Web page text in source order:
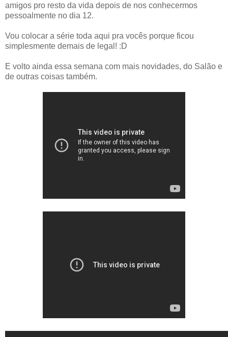
amigos pro resto da vida depois de nos conhecermos
pessoalmente no dia 12.
Vou colocar a série toda aqui pra vocês porque ficou
simplesmente demais de legal! :D
E volto ainda essa semana com mais novidades, do Salão e
de outras coisas também.